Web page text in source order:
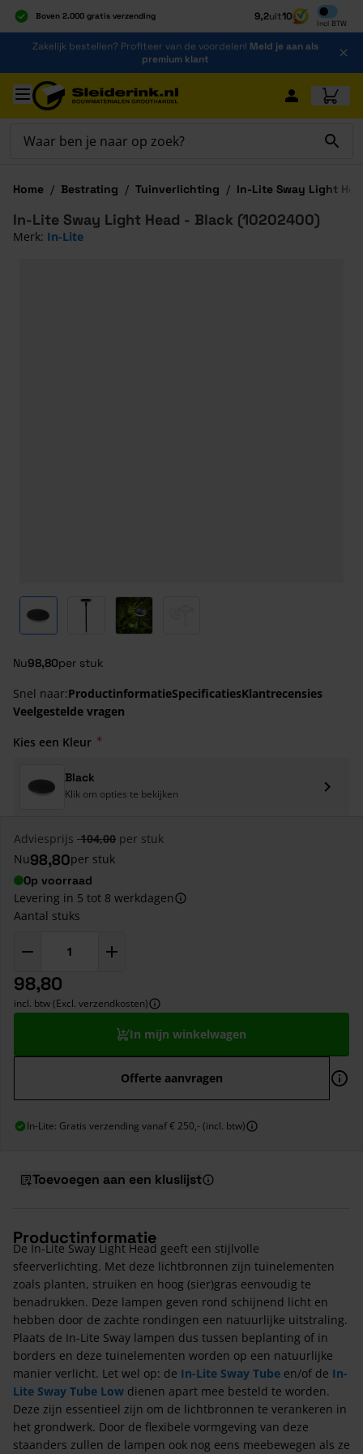
Boven 2.000 gratis verzending
Al 40 jaar dé specialist
Alles onder één dak
9,2uit10
Incl BTW
Inclusief
Ga naar de inhoud
Zakelijk bestellen? Profiteer van de voordelen! Meld je aan als
premium klant
Ga naar hoofdinhoud
Home / Bestrating / Tuinverlichting / In-Lite Sway Light
View larger image
View larger imageView larger image
Nu98,80per stuk
In-Lite Sway Light Head - Black (10202400)
Merk: In-Lite
Snel naar:ProductinformatieSpecificatiesKlantrecensies
Veelgestelde vragen
Kies een Kleur
Black
Klik om opties te bekijken
Adviesprijs 104,00 per stuk
Nu98,80per stuk
Op voorraad
Levering in 5 tot 8 werkdagen
Aantal stuks
98,80
incl. btw (Excl. verzendkosten)
In mijn winkelwagen
Offerte aanvragen
In-Lite: Gratis verzending vanaf € 250,- (incl. btw)
Toevoegen aan een kluslijst
Productinformatie
De In-Lite Sway Light Head geeft een stijlvolle
sfeerverlichting. Met deze lichtbronnen zijn tuinelementen
zoals planten, struiken en hoog (sier)gras eenvoudig te
benadrukken. Deze lampen geven rond schijnend licht en
hebben door de zachte rondingen een natuurlijke uitstraling.
Plaats de In-Lite Sway lampen dus tussen beplanting of in
borders en deze tuinelementen worden op een natuurlijke
manier verlicht. Let wel op: de In-Lite Sway Tube en/of de In-
Lite Sway Tube Low dienen apart mee besteld te worden.
Deze zijn essentieel zijn om de lichtbronnen te verankeren in
het grondwerk. Door de flexibele vormgeving van deze
staanders zullen de lampen ook nog eens meebewegen als ze